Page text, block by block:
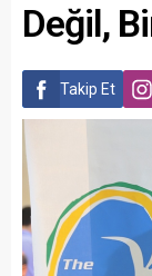
Değil,
Takip Et